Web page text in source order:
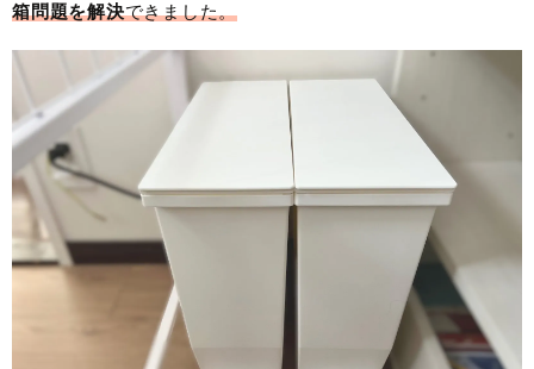
箱問題を解決できました。